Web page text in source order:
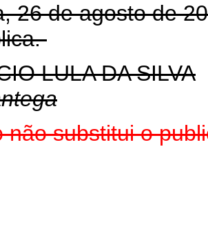
26 de agosto de
LULA DA SILVA
não substitui o